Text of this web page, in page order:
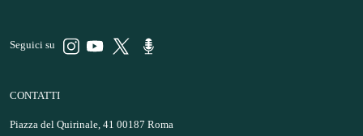
Seguici su
CONTATTI
Piazza del Quirinale, 41 00187 Roma